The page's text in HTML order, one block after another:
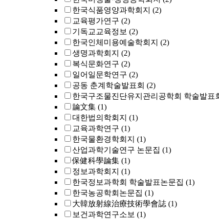
한국식품영양과학회지 (2)
교육평가연구 (2)
기독교교육정보 (2)
한국인체미용예술학회지 (2)
생명과학회지 (2)
복식문화연구 (2)
일어일문학연구 (2)
공동 춘계학술발표회 (2)
한국구조물진단유지관리공학회 학술발표
論文集 (1)
대한법의학회지 (1)
교육과학연구 (1)
한국물환경학회지 (1)
산업과학기술연구 논문집 (1)
保健科學論集 (1)
정보과학회지 (1)
한국정보과학회 학술발표논문집 (1)
한국농공학회논문집 (1)
大韓放射線治療技術學會誌 (1)
보건과학연구소보 (1)